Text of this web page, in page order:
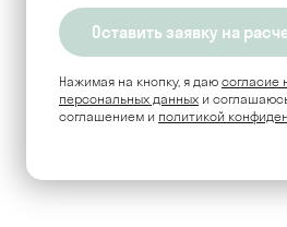
Нажимая на кнопку, я даю согласие на
персональных данных и
соглашением и политикой